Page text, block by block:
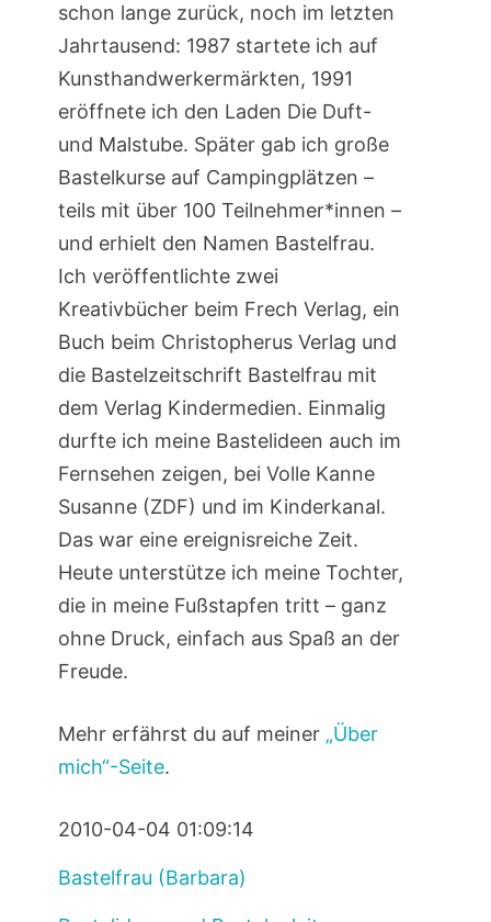
schon lange zurück, noch im letzten
Jahrtausend: 1987 startete ich auf
Kunsthandwerkermärkten, 1991
eröffnete ich den Laden Die Duft-
und Malstube. Später gab ich große
Bastelkurse auf Campingplätzen –
teils mit über 100 Teilnehmer*innen –
und erhielt den Namen Bastelfrau.
Ich veröffentlichte zwei
Kreativbücher beim Frech Verlag, ein
Buch beim Christopherus Verlag und
die Bastelzeitschrift Bastelfrau mit
dem Verlag Kindermedien. Einmalig
durfte ich meine Bastelideen auch im
Fernsehen zeigen, bei Volle Kanne
Susanne (ZDF) und im Kinderkanal.
Das war eine ereignisreiche Zeit.
Heute unterstütze ich meine Tochter,
die in meine Fußstapfen tritt – ganz
ohne Druck, einfach aus Spaß an der
Freude.
Mehr erfährst du auf meiner „Über
mich“-Seite.
2010-04-04 01:09:14
Bastelfrau (Barbara)